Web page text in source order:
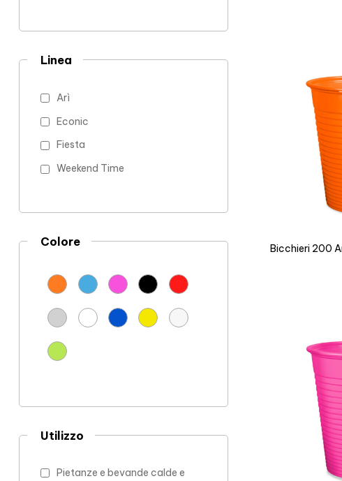
Bicchieri 200
Linea
Arì
Econic
Fiesta
Weekend Time
Colore
Utilizzo
Pietanze e bevande calde e